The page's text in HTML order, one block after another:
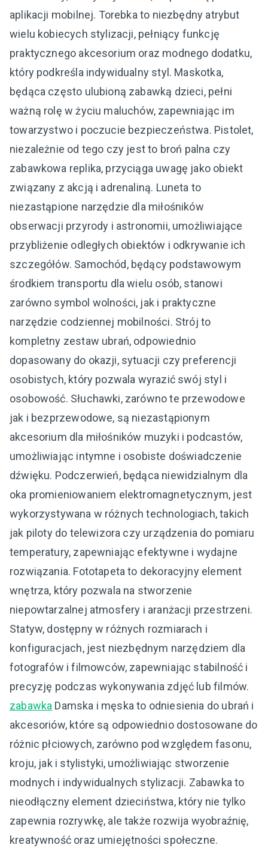
aplikacji mobilnej. Torebka to niezbędny atrybut
wielu kobiecych stylizacji, pełniący funkcję
praktycznego akcesorium oraz modnego dodatku,
który podkreśla indywidualny styl. Maskotka,
będąca często ulubioną zabawką dzieci, pełni
ważną rolę w życiu maluchów, zapewniając im
towarzystwo i poczucie bezpieczeństwa. Pistolet,
niezależnie od tego czy jest to broń palna czy
zabawkowa replika, przyciąga uwagę jako obiekt
związany z akcją i adrenaliną. Luneta to
niezastąpione narzędzie dla miłośników
obserwacji przyrody i astronomii, umożliwiające
przybliżenie odległych obiektów i odkrywanie ich
szczegółów. Samochód, będący podstawowym
środkiem transportu dla wielu osób, stanowi
zarówno symbol wolności, jak i praktyczne
narzędzie codziennej mobilności. Strój to
kompletny zestaw ubrań, odpowiednio
dopasowany do okazji, sytuacji czy preferencji
osobistych, który pozwala wyrazić swój styl i
osobowość. Słuchawki, zarówno te przewodowe
jak i bezprzewodowe, są niezastąpionym
akcesorium dla miłośników muzyki i podcastów,
umożliwiając intymne i osobiste doświadczenie
dźwięku. Podczerwień, będąca niewidzialnym dla
oka promieniowaniem elektromagnetycznym, jest
wykorzystywana w różnych technologiach, takich
jak piloty do telewizora czy urządzenia do pomiaru
temperatury, zapewniając efektywne i wydajne
rozwiązania. Fototapeta to dekoracyjny element
wnętrza, który pozwala na stworzenie
niepowtarzalnej atmosfery i aranżacji przestrzeni.
Statyw, dostępny w różnych rozmiarach i
konfiguracjach, jest niezbędnym narzędziem dla
fotografów i filmowców, zapewniając stabilność i
precyzję podczas wykonywania zdjęć lub filmów.
zabawka Damska i męska to odniesienia do ubrań i
akcesoriów, które są odpowiednio dostosowane do
różnic płciowych, zarówno pod względem fasonu,
kroju, jak i stylistyki, umożliwiając stworzenie
modnych i indywidualnych stylizacji. Zabawka to
nieodłączny element dzieciństwa, który nie tylko
zapewnia rozrywkę, ale także rozwija wyobraźnię,
kreatywność oraz umiejętności społeczne.